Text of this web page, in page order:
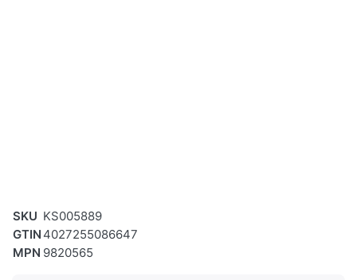
SKU KS005889
GTIN 4027255086647
MPN 9820565